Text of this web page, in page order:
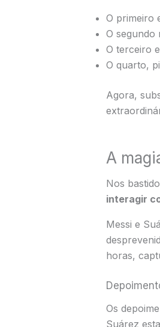
O primeiro
O segundo
O terceiro
O quarto,
Agora,
A
Nos
interagir
Messi e
horas,
Os
Suárez